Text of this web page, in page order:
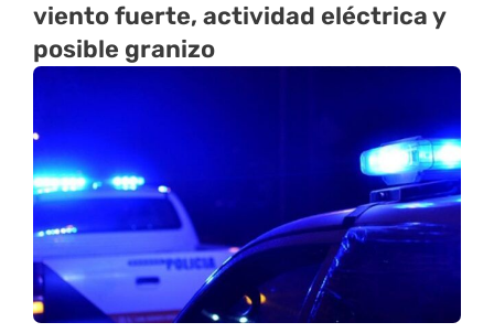
viento fuerte, actividad eléctrica y
posible granizo